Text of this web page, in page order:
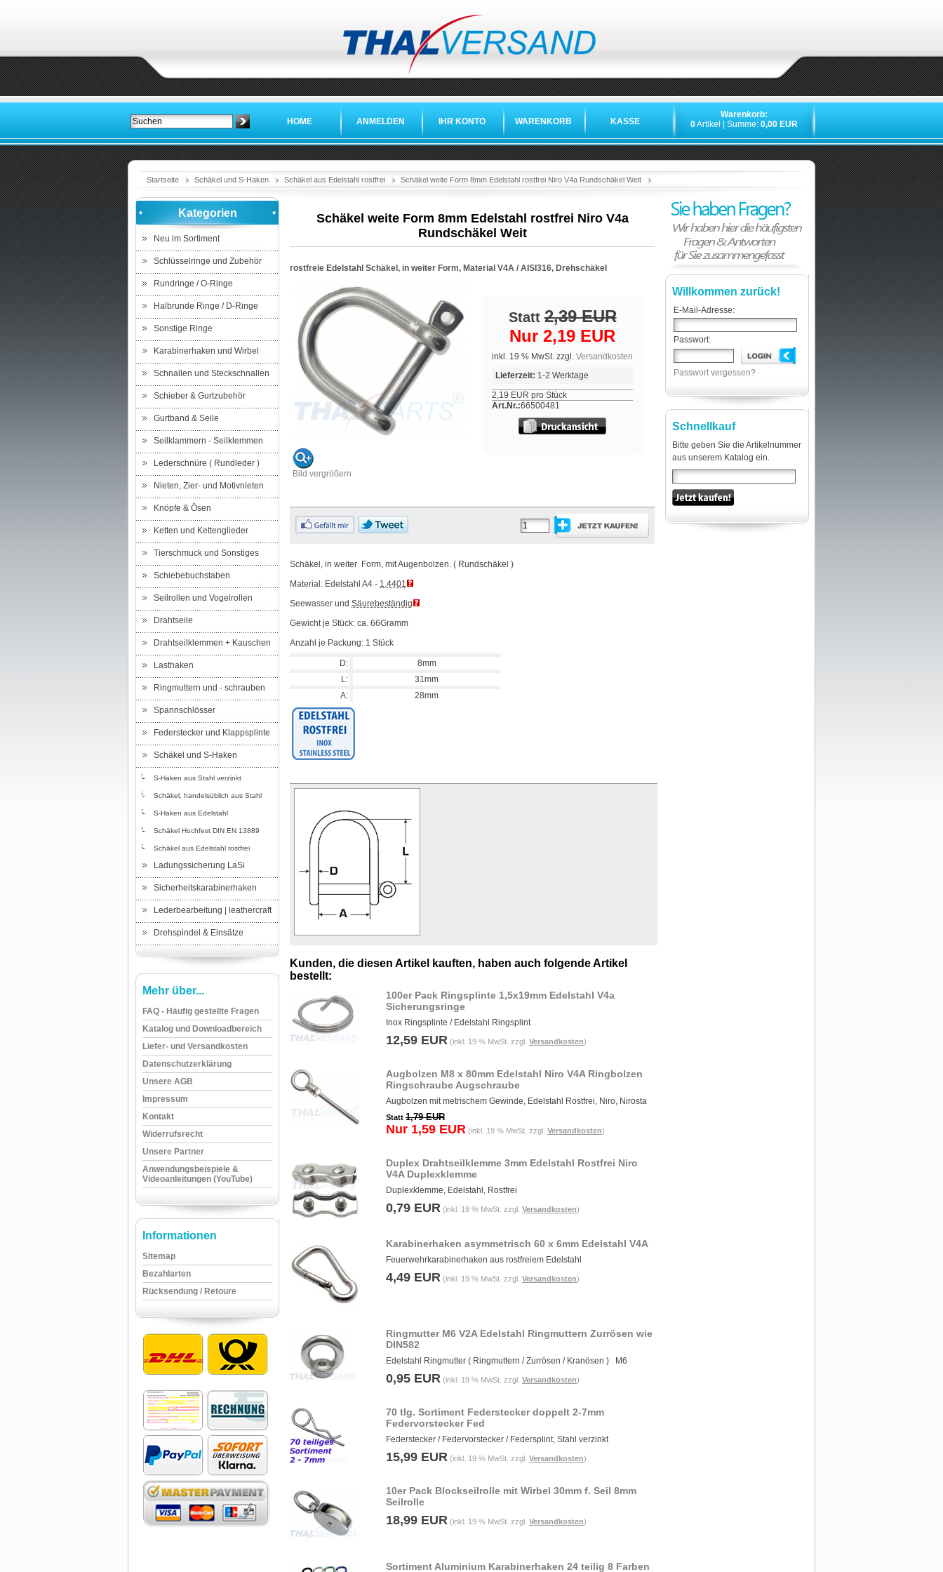
HOME ANMELDEN IHR KONTO WARENKORB KASSE
Warenkorb:
0Artikel | Summe: 0,00 EUR
Startseite Schäkel und S-Haken Schäkel aus Edelstahl rostfrei Schäkel weite Form 8mm Edelstahl rostfrei Niro V4a Rundschäkel Weit
Kategorien
Neu im Sortiment
Schlüsselringe und Zubehör
Rundringe / O-Ringe
Halbrunde Ringe / D-Ringe
Sonstige Ringe
Karabinerhaken und Wirbel
Schnallen und Steckschnallen
Schieber & Gurtzubehör
Gurtband & Seile
Seilklammern - Seilklemmen
Lederschnüre ( Rundleder )
Nieten, Zier- und Motivnieten
Knöpfe & Ösen
Ketten und Kettenglieder
Tierschmuck und Sonstiges
Schiebebuchstaben
Seilrollen und Vogelrollen
Drahtseile
Drahtseilklemmen + Kauschen
Lasthaken
Ringmuttern und - schrauben
Spannschlösser
Federstecker und Klappsplinte
Schäkel und S-Haken
S-Haken aus Stahl verzinkt
Schäkel, handelsüblich aus Stahl
S-Haken aus Edelstahl
Schäkel Hochfest DIN EN 13889
Schäkel aus Edelstahl rostfrei
Ladungssicherung LaSi
Sicherheitskarabinerhaken
Lederbearbeitung | leathercraft
Drehspindel & Einsätze
Mehr über...
FAQ - Häufig gestellte Fragen
Katalog und Downloadbereich
Liefer- und Versandkosten
Datenschutzerklärung
Unsere AGB
Impressum
Kontakt
Widerrufsrecht
Unsere Partner
Anwendungsbeispiele &
Videoanleitungen (YouTube)
Informationen
Sitemap
Bezahlarten
Rücksendung / Retoure
Schäkel weite Form 8mm Edelstahl rostfrei Niro V4a
Rundschäkel Weit
rostfreie Edelstahl Schäkel, in weiter Form, Material V4A / AISI316, Drehschäkel
Bild vergrößern
Statt2,39 EUR
Nur 2,19 EUR
inkl. 19 % MwSt. zzgl. Versandkosten
Lieferzeit: 1-2 Werktage
2,19 EUR pro Stück
Art.Nr.:66500481
Schäkel, in weiter Form, mit Augenbolzen. ( Rundschäkel )
Material: Edelstahl A4 - 1.4401
Seewasser und Säurebeständig
Gewicht je Stück: ca. 66Gramm
Anzahl je Packung: 1 Stück
D:
8mm
L:
31mm
A:
28mm
Kunden, die diesen Artikel kauften, haben auch folgende Artikel
bestellt:
100er Pack Ringsplinte 1,5x19mm Edelstahl V4a
Sicherungsringe
Inox Ringsplinte / Edelstahl Ringsplint
12,59 EUR (inkl. 19 % MwSt. zzgl. Versandkosten)
Augbolzen M8 x 80mm Edelstahl Niro V4A Ringbolzen
Ringschraube Augschraube
Augbolzen mit metrischem Gewinde, Edelstahl Rostfrei, Niro, Nirosta
Statt 1,79 EUR
Nur 1,59 EUR (inkl. 19 % MwSt. zzgl. Versandkosten)
Duplex Drahtseilklemme 3mm Edelstahl Rostfrei Niro
V4A Duplexklemme
Duplexklemme, Edelstahl, Rostfrei
0,79 EUR (inkl. 19 % MwSt. zzgl. Versandkosten)
Karabinerhaken asymmetrisch 60 x 6mm Edelstahl V4A
Feuerwehrkarabinerhaken aus rostfreiem Edelstahl
4,49 EUR (inkl. 19 % MwSt. zzgl. Versandkosten)
Ringmutter M6 V2A Edelstahl Ringmuttern Zurrösen wie
DIN582
Edelstahl Ringmutter ( Ringmuttern / Zurrösen / Kranösen ) M6
0,95 EUR (inkl. 19 % MwSt. zzgl. Versandkosten)
70 tlg. Sortiment Federstecker doppelt 2-7mm
Federvorstecker Fed
Federstecker / Federvorstecker / Federsplint, Stahl verzinkt
15,99 EUR (inkl. 19 % MwSt. zzgl. Versandkosten)
10er Pack Blockseilrolle mit Wirbel 30mm f. Seil 8mm
Seilrolle
18,99 EUR (inkl. 19 % MwSt. zzgl. Versandkosten)
Sortiment Aluminium Karabinerhaken 24 teilig 8 Farben
Willkommen zurück!
E-Mail-Adresse:
Passwort:
Passwort vergessen?
Schnellkauf
Bitte geben Sie die Artikelnummer
aus unserem Katalog ein.